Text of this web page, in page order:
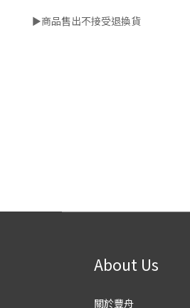
►商品售出不接受退換貨
About Us
關於豐舟